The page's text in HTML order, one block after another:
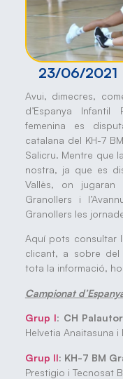
23/06/2021
Avui, dimecres,
d’Espanya
femenina es
catalana del KH-7
Salicru. Mentre que
nostra, ja que es
Vallès, on
Granollers i
Granollers les
Aquí pots consultar
clicant, a sobre
tota la informació,
Campionat
Grup I: CH
Helvetia Anaitasuna i
Grup II: KH-7 BM
Prestigio i Tecnosat